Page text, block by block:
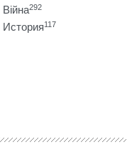
Війна292
История117